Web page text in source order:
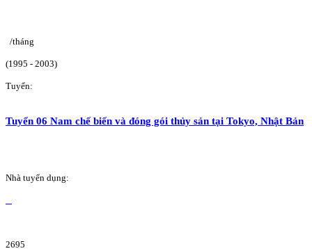
/tháng
(1995 - 2003)
Tuyển:
Tuyển 06 Nam chế biến và đóng gói thủy sản tại Tokyo, Nhật Bản
Nhà tuyển dụng:
2695